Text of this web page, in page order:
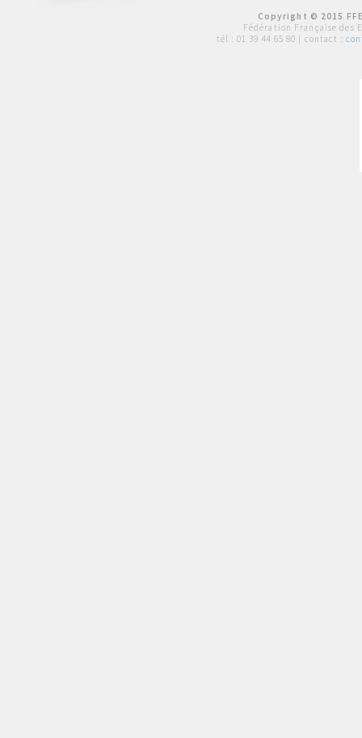
Copyright © 2015
Fédération Française des
tél : 01 39 44 65 80 | contact :